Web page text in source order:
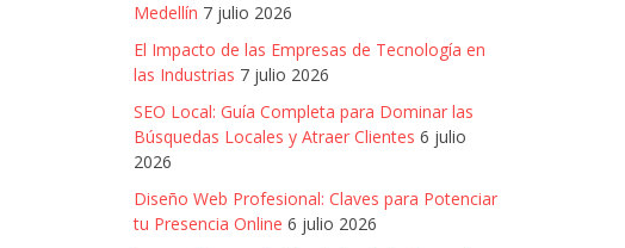
Medellín 7 julio 2026
El Impacto de las Empresas de Tecnología en
las Industrias 7 julio 2026
SEO Local: Guía Completa para Dominar las
Búsquedas Locales y Atraer Clientes 6 julio
2026
Diseño Web Profesional: Claves para Potenciar
tu Presencia Online 6 julio 2026